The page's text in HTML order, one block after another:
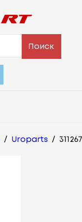
Поиск
/ Uroparts /